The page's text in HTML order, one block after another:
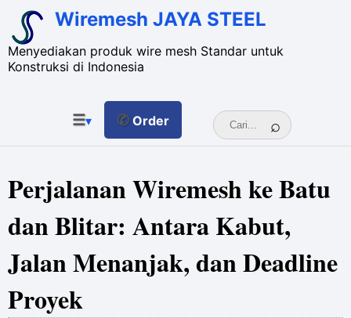
Wiremesh JAYA STEEL
Menyediakan produk wire mesh Standar untuk
Konstruksi di Indonesia
☰▾ ✆Order
Perjalanan Wiremesh ke Batu
dan Blitar: Antara Kabut,
Jalan Menanjak, dan Deadline
Proyek